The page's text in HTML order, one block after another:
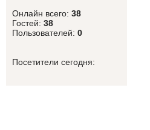
Онлайн всего: 38
Гостей: 38
Пользователей: 0
Посетители сегодня: